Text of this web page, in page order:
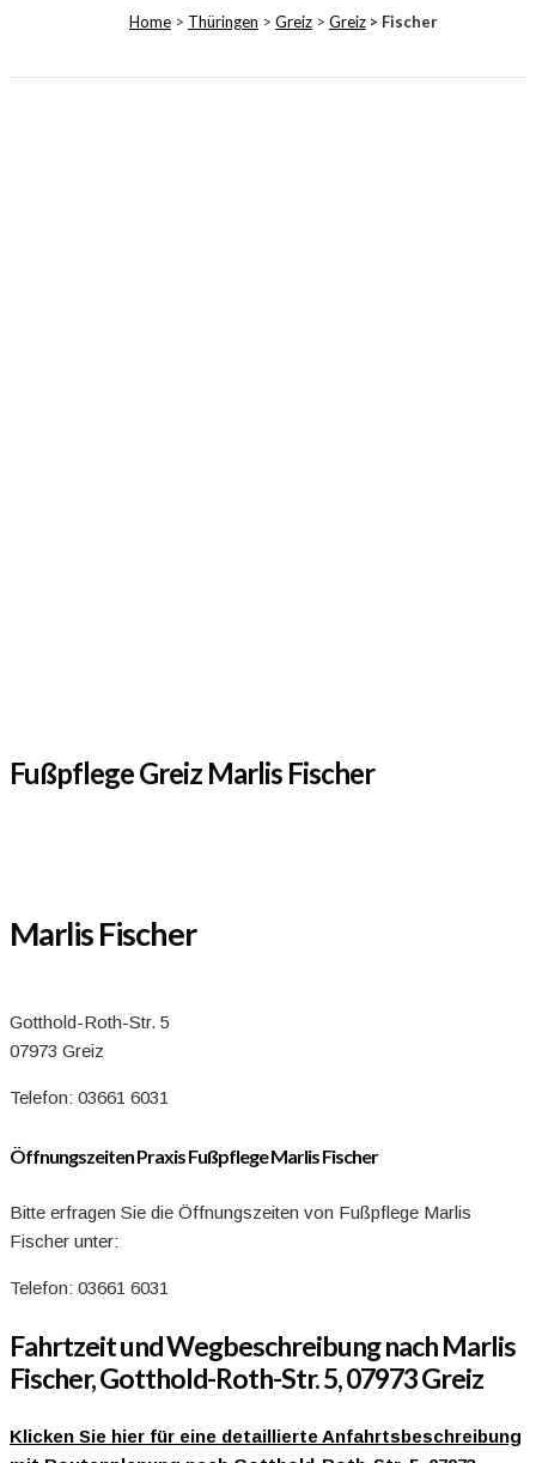
Home> Thüringen > Greiz> Greiz> Fischer
Fußpflege Greiz Marlis Fischer
Marlis Fischer
Gotthold-Roth-Str. 5
07973 Greiz
Telefon: 03661 6031
Öffnungszeiten Praxis Fußpflege Marlis Fischer
Bitte erfragen Sie die Öffnungszeiten von Fußpflege Marlis
Fischer unter:
Telefon: 03661 6031
Fahrtzeit und Wegbeschreibung nach Marlis
Fischer, Gotthold-Roth-Str. 5, 07973 Greiz
Klicken Sie hier für eine detaillierte Anfahrtsbeschreibung